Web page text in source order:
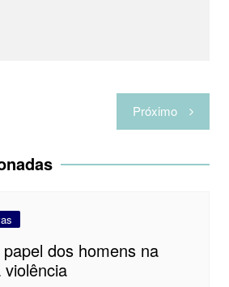
Próximo
dos homens na